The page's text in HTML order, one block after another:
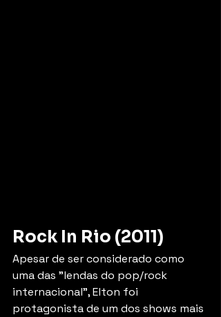
Rock In Rio (2011)
Apesar de ser considerado como
uma das "lendas do pop/rock
internacional", Elton foi
protagonista de um dos shows mais